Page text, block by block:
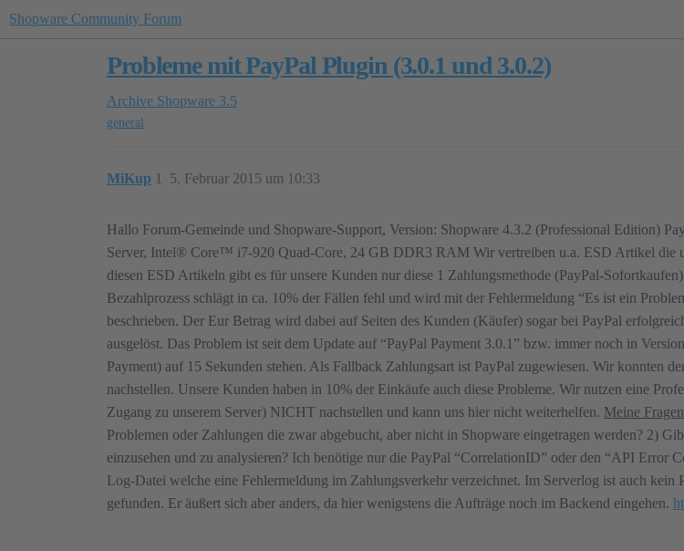
Shopware Community Forum
Probleme mit PayPal Plugin (3.0.1 und 3.0.2)
Archive Shopware 3.5
general
MiKup 5. Februar 2015 um 10:33
1
Hallo Forum-Gemeinde und Shopware-Support, Version: Shopware 4.3.2 (Professional Edition)
Server, Intel® Core™ i7-920 Quad-Core, 24 GB DDR3 RAM Wir vertreiben u.a. ESD Artikel die
diesen ESD Artikeln gibt es für unsere Kunden nur diese 1 Zahlungsmethode (PayPal-
Bezahlprozess schlägt in ca. 10% der Fällen fehl und wird mit der Fehlermeldung “Es ist ein
beschrieben. Der Eur Betrag wird dabei auf Seiten des Kunden (Käufer) sogar bei PayPal
ausgelöst. Das Problem ist seit dem Update auf “PayPal Payment 3.0.1” bzw. immer noch in
Payment) auf 15 Sekunden stehen. Als Fallback Zahlungsart ist PayPal zugewiesen. Wir konnten
nachstellen. Unsere Kunden haben in 10% der Einkäufe auch diese Probleme. Wir nutzen eine
Zugang zu unserem Server) NICHT nachstellen und kann uns hier nicht weiterhelfen. Meine
Problemen oder Zahlungen die zwar abgebucht, aber nicht in Shopware eingetragen werden? 2)
einzusehen und zu analysieren? Ich benötige nur die PayPal “CorrelationID” oder den “API Error
Log-Datei welche eine Fehlermeldung im Zahlungsverkehr verzeichnet. Im Serverlog ist auch
gefunden. Er äußert sich aber anders, da hier wenigstens die Aufträge noch im Backend eingehen.